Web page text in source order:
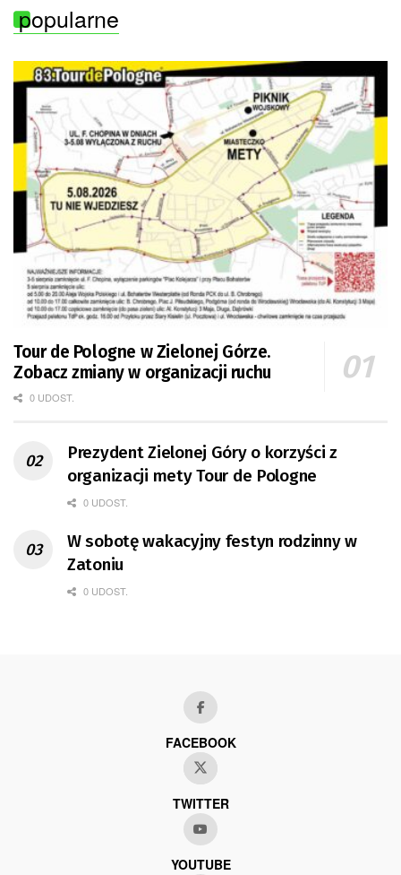
popularne
Tour de Pologne w Zielonej Górze.
Zobacz zmiany w organizacji ruchu
0 UDOST.
Prezydent Zielonej Góry o korzyści z
organizacji mety Tour de Pologne
0 UDOST.
W sobotę wakacyjny festyn rodzinny w
Zatoniu
0 UDOST.
FACEBOOK
TWITTER
YOUTUBE